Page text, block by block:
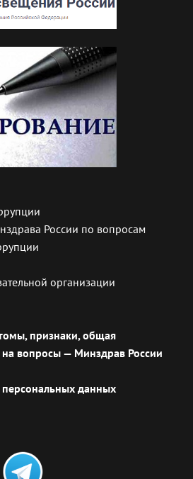
России по вопросам
организации
признаки, общая
вопросы — Минздрав России
данных